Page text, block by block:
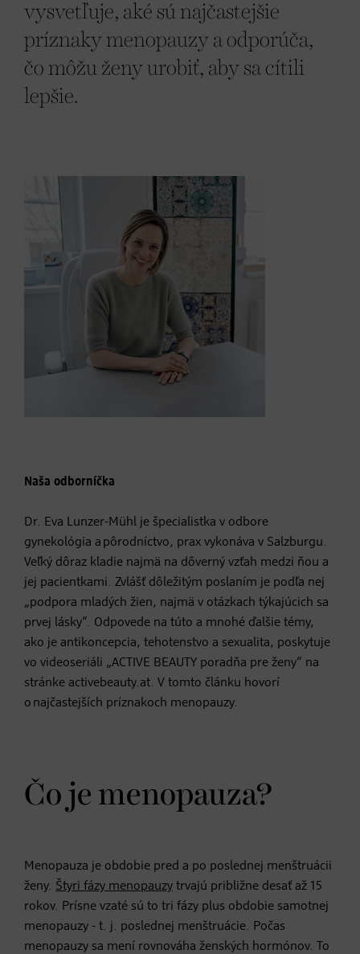
vysvetľuje, aké sú najčastejšie
príznaky menopauzy a odporúča,
čo môžu ženy urobiť, aby sa cítili
lepšie.
Naša odborníčka
Dr. Eva Lunzer-Mühl je špecialistka v odbore
gynekológia a pôrodníctvo, prax vykonáva v Salzburgu.
Veľký dôraz kladie najmä na dôverný vzťah medzi ňou a
jej pacientkami. Zvlášť dôležitým poslaním je podľa nej
„podpora mladých žien, najmä v otázkach týkajúcich sa
prvej lásky“. Odpovede na túto a mnohé ďalšie témy,
ako je antikoncepcia, tehotenstvo a sexualita, poskytuje
vo videoseriáli „ACTIVE BEAUTY poradňa pre ženy“ na
stránke activebeauty.at. V tomto článku hovorí
o najčastejších príznakoch menopauzy.
Čo je menopauza?
Menopauza je obdobie pred a po poslednej menštruácii
ženy. Štyri fázy menopauzy trvajú približne desať až 15
rokov. Prísne vzaté sú to tri fázy plus obdobie samotnej
menopauzy - t. j. poslednej menštruácie. Počas
menopauzy sa mení rovnováha ženských hormónov. To